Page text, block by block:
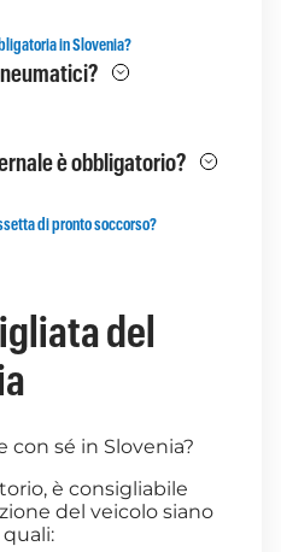
in Slovenia?
è obbligatorio?
di pronto soccorso?
del
con sé in Slovenia?
è consigliabile
del veicolo siano